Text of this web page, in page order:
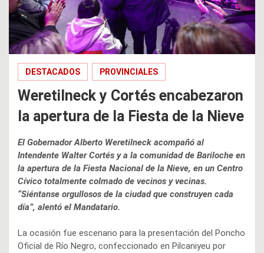
DESTACADOS PROVINCIALES
Weretilneck y Cortés encabezaron
la apertura de la Fiesta de la Nieve
El Gobernador Alberto Weretilneck acompañó al
Intendente Walter Cortés y a la comunidad de Bariloche en
la apertura de la Fiesta Nacional de la Nieve, en un Centro
Cívico totalmente colmado de vecinos y vecinas.
“Siéntanse orgullosos de la ciudad que construyen cada
día”, alentó el Mandatario.
La ocasión fue escenario para la presentación del Poncho
Oficial de Río Negro, confeccionado en Pilcaniyeu por